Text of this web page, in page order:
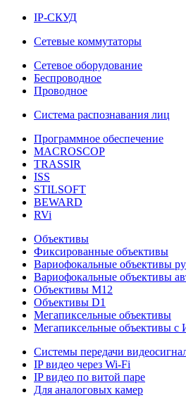
IP-СКУД
Сетевые коммутаторы
Сетевое оборудование
Беспроводное
Проводное
Система распознавания лиц
Программное обеспечение
MACROSCOP
TRASSIR
ISS
STILSOFT
BEWARD
RVi
Объективы
Фиксированные объективы
Вариофокальные объективы
Вариофокальные объективы
Объективы М12
Объективы D1
Мегапиксельные объективы
Мегапиксельные объективы с
Системы передачи
IP видео через Wi-Fi
IP видео по витой паре
Для аналоговых камер